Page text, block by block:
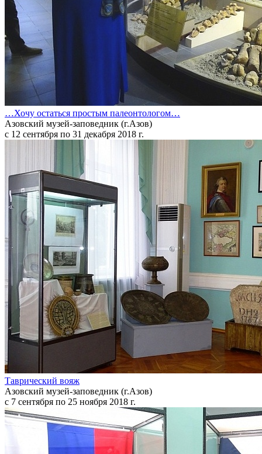
…Хочу остаться простым палеонтологом…
Азовский музей-заповедник (г.Азов)
с 12 сентября по 31 декабря 2018 г.
Таврический вояж
Азовский музей-заповедник (г.Азов)
с 7 сентября по 25 ноября 2018 г.